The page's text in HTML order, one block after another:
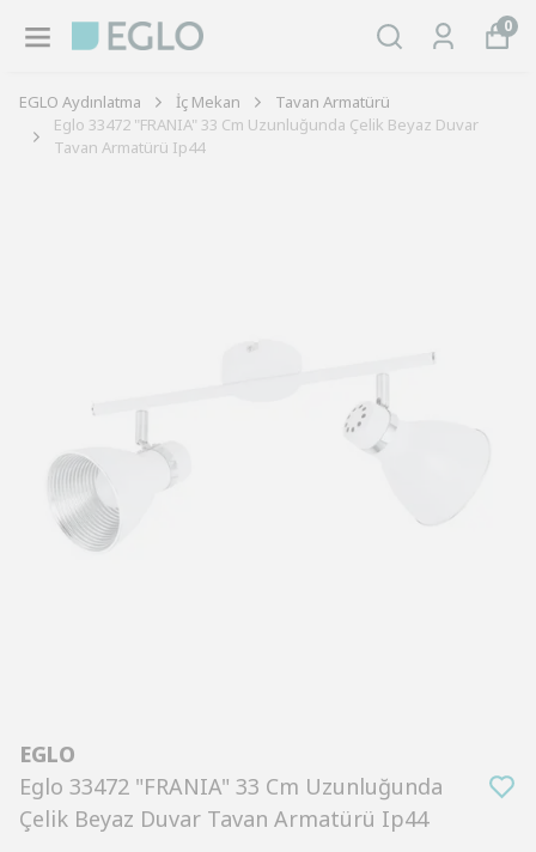
0
EGLO Aydınlatma İç Mekan
Tavan Armatürü
Eglo 33472 "FRANIA" 33 Cm Uzunluğunda Çelik Beyaz Duvar
Tavan Armatürü Ip44
EGLO
Eglo 33472 "FRANIA" 33 Cm Uzunluğunda
Çelik Beyaz Duvar Tavan Armatürü Ip44